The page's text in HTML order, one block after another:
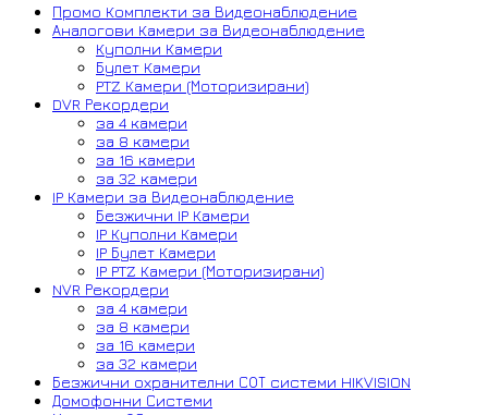
Промо Комплекти за Видеонаблюдение
Аналогови Камери за Видеонаблюдение
Куполни Камери
Булет Камери
PTZ Камери (Моторизирани)
DVR Рекордери
за 4 камери
за 8 камери
за 16 камери
за 32 камери
IP Камери за Видеонаблюдение
Безжични IP Камери
IP Куполни Камери
IP Булет Камери
IP PTZ Камери (Моторизирани)
NVR Рекордери
за 4 камери
за 8 камери
за 16 камери
за 32 камери
Безжични охранителни СОТ системи HIKVISION
Домофонни Системи